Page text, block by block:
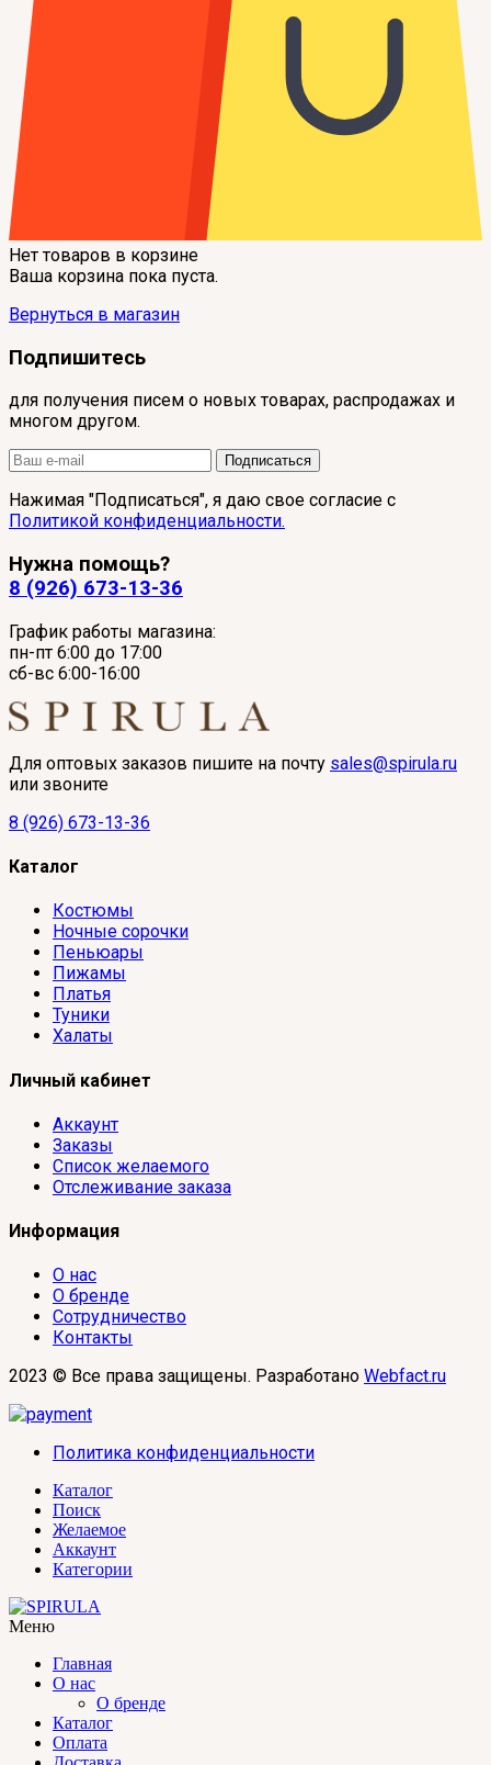
Нет товаров в корзине
Ваша корзина пока пуста.
Вернуться в магазин
Подпишитесь
для получения писем о новых товарах, распродажах и
многом другом.
Подписаться
Нажимая "Подписаться", я даю свое согласие с
Политикой конфиденциальности.
Нужна помощь?
8 (926) 673-13-36
График работы магазина:
пн-пт 6:00 до 17:00
сб-вс 6:00-16:00
Для оптовых заказов пишите на почту sales@spirula.ru
или звоните
8 (926) 673-13-36
Каталог
Костюмы
Ночные сорочки
Пеньюары
Пижамы
Платья
Туники
Халаты
Личный кабинет
Аккаунт
Заказы
Список желаемого
Отслеживание заказа
Информация
О нас
О бренде
Сотрудничество
Контакты
2023 © Все права защищены. Разработано Webfact.ru
Политика конфиденциальности
Каталог
Поиск
Желаемое
Аккаунт
Категории
Меню
Главная
О нас
О бренде
Каталог
Оплата